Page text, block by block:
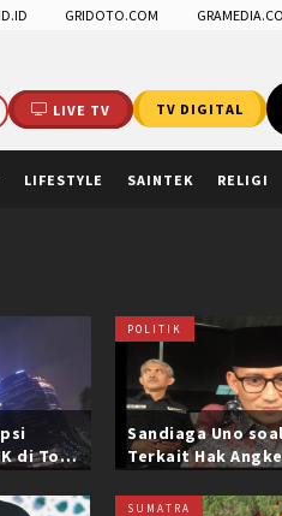
GRIDOTO.COM
LIVE TV TV DIGITAL
LIFESTYLE SAINTEK RELIGI
di Tol
POLITIK
Sandiaga Uno
Terkait Hak
SUMATRA